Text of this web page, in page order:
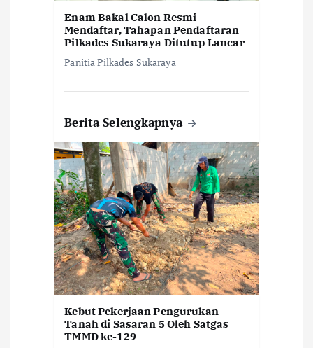
Enam Bakal Calon Resmi
Mendaftar, Tahapan Pendaftaran
Pilkades Sukaraya Ditutup Lancar
Panitia Pilkades Sukaraya
Berita Selengkapnya
Kebut Pekerjaan Pengurukan
Tanah di Sasaran 5 Oleh Satgas
TMMD ke-129